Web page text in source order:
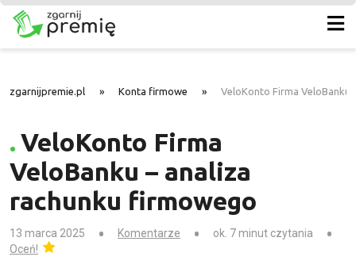
zgarnijpremie.pl » Konta firmowe » VeloKonto Firma VeloBanku
VeloKonto Firma
VeloBanku – analiza
rachunku firmowego
13 marca 2025 Komentarze
ok. 7 minut czytania
Oceń!